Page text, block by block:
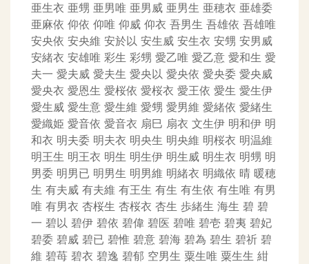
亜生衣 亜甥 亜男唯 亜男威 亜男生 亜穂衣 亜雄委
亜麻依 仰依 仰唯 仰威 仰衣 吾男生 吾雄依 吾雄唯
安央依 安央維 安於以 安生威 安生衣 安甥 安男威
安緒衣 安雄唯 彩生 彩甥 愛乙唯 愛乙意 愛和生 愛
夫一 愛夫威 愛夫生 愛央以 愛央依 愛央委 愛央威
愛央衣 愛恩生 愛桜依 愛桜衣 愛王依 愛生 愛生伊
愛生威 愛生意 愛生維 愛甥 愛男維 愛緒依 愛緒生
愛織姫 愛音依 愛音衣 扇巳 扇衣 文生伊 明和伊 明
和衣 明夫委 明夫衣 明央生 明央維 明桜衣 明温維
明王生 明王衣 明生 明生伊 明生威 明生衣 明甥 明
男委 明男已 明男生 明男維 明緒衣 明織依 晴 暖穂
生 有夫威 有夫維 有王生 有生 有生依 有生唯 有男
唯 有男衣 杏桜生 杏桜衣 杏生 歩緒生 海生 碧 碧
一 碧以 碧伊 碧依 碧偉 碧医 碧唯 碧壱 碧夷 碧妃
碧委 碧威 碧已 碧惟 碧意 碧海 碧為 碧生 碧祈 碧
維 碧苺 碧衣 碧逸 碧郁 空男生 粟生唯 粟生生 紺